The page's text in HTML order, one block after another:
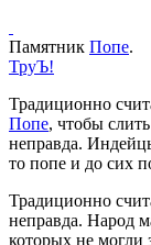
Памятник Попе.
ТруЪ!
Традиционно
Попе, чтобы
неправда.
то попе и до сих
Традиционно
неправда. Народ
которых не